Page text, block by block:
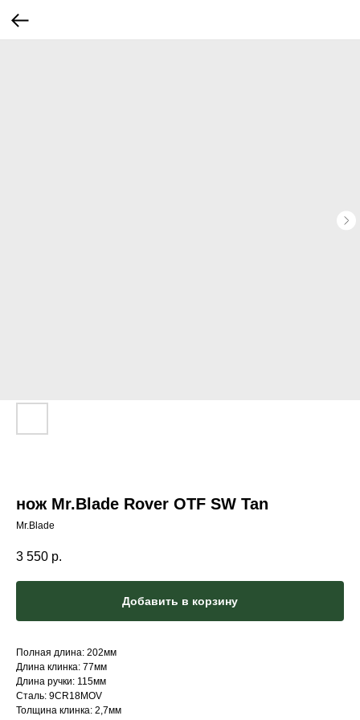
нож Mr.Blade Rover OTF SW Tan
Mr.Blade
3 550 р.
Добавить в корзину
Полная длина: 202мм
Длина клинка: 77мм
Длина ручки: 115мм
Сталь: 9CR18MOV
Толщина клинка: 2,7мм